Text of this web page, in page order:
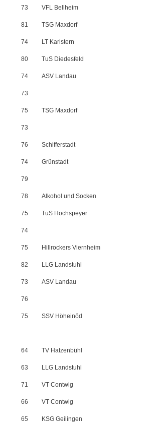
73 VFL Bellheim
81 TSG Maxdorf
74 LT Karlstern
80 TuS Diedesfeld
74 ASV Landau
73
75 TSG Maxdorf
73
76 Schifferstadt
74 Grünstadt
79
78 Alkohol und Socken
75 TuS Hochspeyer
74
75 Hillrockers Viernheim
82 LLG Landstuhl
73 ASV Landau
76
75 SSV Höheinöd
64 TV Hatzenbühl
63 LLG Landstuhl
71 VT Contwig
66 VT Contwig
65 KSG Geilingen